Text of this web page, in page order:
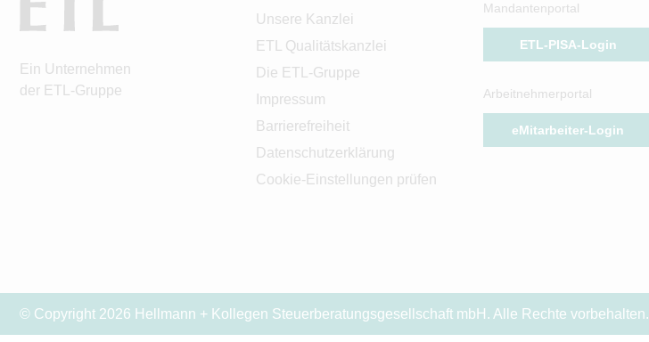
Ein Unternehmen
der ETL-Gruppe
Unsere Kanzlei
ETL Qualitätskanzlei
Die ETL-Gruppe
Impressum
Barrierefreiheit
Datenschutzerklärung
Cookie-Einstellungen prüfen
Mandantenportal
ETL-PISA-Login
Arbeitnehmerportal
eMitarbeiter-Login
© Copyright 2026 Hellmann + Kollegen Steuerberatungsgesellschaft mbH. Alle Rechte vorbehalten.